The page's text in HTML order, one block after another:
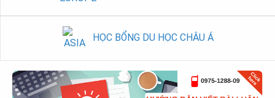
HỌC BỔNG DU HỌC CHÂU Á